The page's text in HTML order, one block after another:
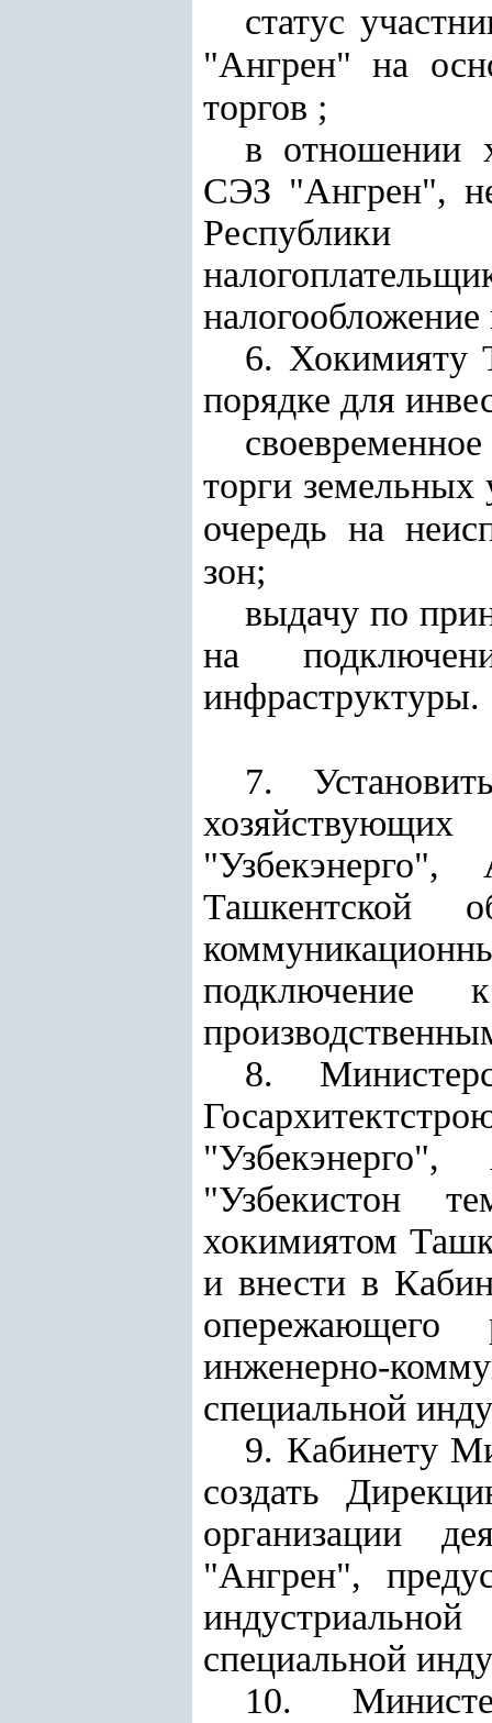
статус
"Ангрен" на
торгов ;
в отношении
СЭЗ "Ангрен", не
Республики
6. Хокимияту
порядке для
торги земельных
очередь на
зон;
выдачу по
на
инфраструктуры.
7.
"Узбекэнерго",
Ташкентской
8.
"Узбекистон
хокимиятом
и внести в
опережающего
инженерно-
специальной
9. Кабинету
создать
организации
"Ангрен",
специальной
10.